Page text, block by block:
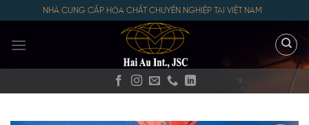
content
NHÀ CUNG CẤP HÓA CHẤT CHUYÊN NGHIỆP TẠI VIỆT NAM